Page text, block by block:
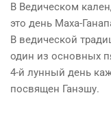
В Ведическом
это день Маха-
В ведической
один из основных
4-й лунный день
посвящен Ганэшу.